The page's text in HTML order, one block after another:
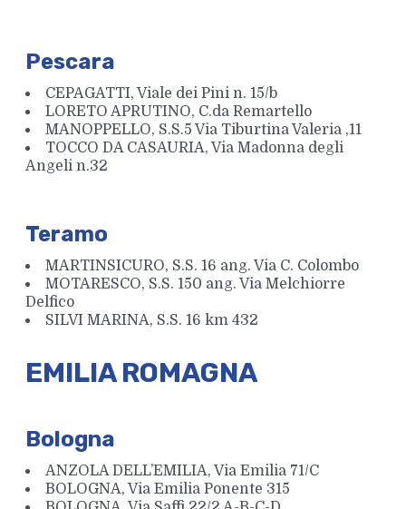
Completo letto singolo
Pescara
CEPAGATTI, Viale dei Pini n. 15/b
LORETO APRUTINO, C.da Remartello
MANOPPELLO, S.S.5 Via Tiburtina Valeria ,11
TOCCO DA CASAURIA, Via Madonna degli
Angeli n.32
Teramo
MARTINSICURO, S.S. 16 ang. Via C. Colombo
MOTARESCO, S.S. 150 ang. Via Melchiorre
Delfico
SILVI MARINA, S.S. 16 km 432
EMILIA ROMAGNA
Bologna
ANZOLA DELL’EMILIA, Via Emilia 71/C
BOLOGNA, Via Emilia Ponente 315